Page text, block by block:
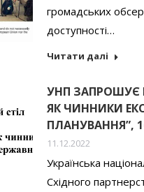
громадських
доступності…
Читати далі
УНП ЗАПРОШУЄ
ЯК ЧИННИКИ
ПЛАНУВАННЯ”,
11.12.2022
Українська
Східного